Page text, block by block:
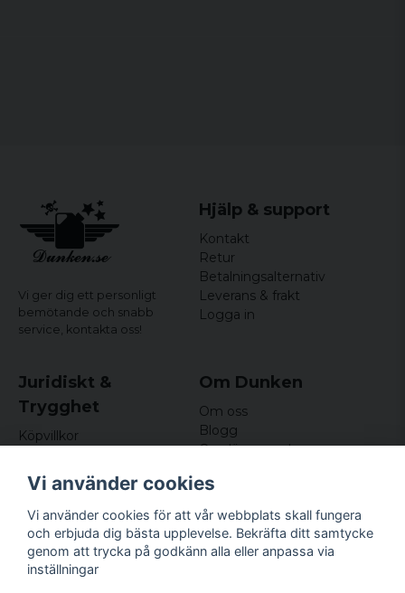
Vi ger dig ett personligt
bemötande och snabb
service, kontakta oss!
Hjälp & support
Kontakt
Retur
Betalningsalternativ
Leverans & frakt
Logga in
Juridiskt &
Trygghet
Köpvillkor
Om cookies
Om Dunken
Om oss
Blogg
Omdömen och
Nyhetsbrev
Kundklubb
Företagsuppgifter
Odd Sailor AB
Hamnplan 8, 29495
Vi använder cookies
Vi använder cookies för att vår webbplats skall fungera
och erbjuda dig bästa upplevelse. Bekräfta ditt samtycke
genom att trycka på godkänn alla eller anpassa via
inställningar